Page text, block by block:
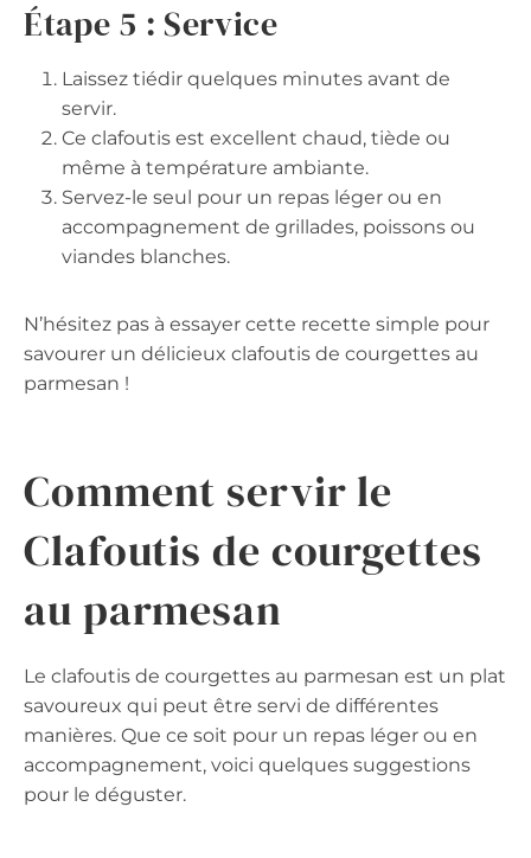
Étape 5 : Service
Laissez tiédir quelques minutes avant de
servir.
Ce clafoutis est excellent chaud, tiède ou
même à température ambiante.
Servez-le seul pour un repas léger ou en
accompagnement de grillades, poissons ou
viandes blanches.
N’hésitez pas à essayer cette recette simple pour
savourer un délicieux clafoutis de courgettes au
parmesan !
Comment servir le
Clafoutis de courgettes
au parmesan
Le clafoutis de courgettes au parmesan est un plat
savoureux qui peut être servi de différentes
manières. Que ce soit pour un repas léger ou en
accompagnement, voici quelques suggestions
pour le déguster.